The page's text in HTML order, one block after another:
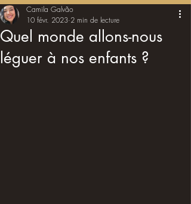
Quel monde allons-nous
léguer à nos enfants ?
Camila Galvão
10 févr. 2023 2 min de lecture